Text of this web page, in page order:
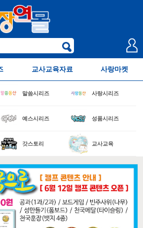
교사교육자료 사랑마켓
말씀시리즈 사랑시리즈
예스시리즈 성품시리즈
갓스토리 교사교육